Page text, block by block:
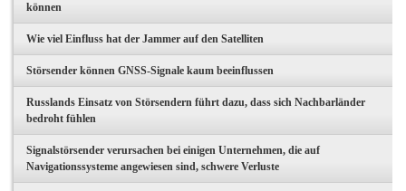
können
Wie viel Einfluss hat der Jammer auf den Satelliten
Störsender können GNSS-Signale kaum beeinflussen
Russlands Einsatz von Störsendern führt dazu, dass sich Nachbarländer
bedroht fühlen
Signalstörsender verursachen bei einigen Unternehmen, die auf
Navigationssysteme angewiesen sind, schwere Verluste